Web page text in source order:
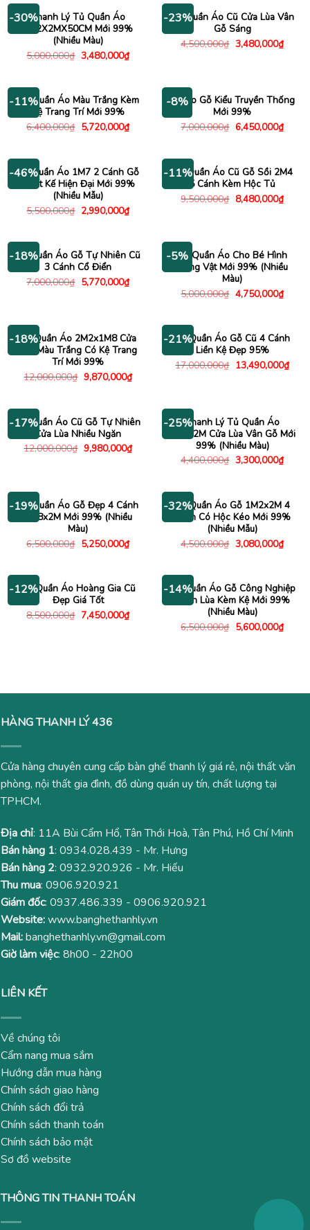
3,180,000₫.
-30%Thanh Lý Tủ Quần Áo
1M2X2MX50CM Mới 99%
(Nhiều Màu)
5,000,000₫ Giá
gốc
3,480,000₫Giá
hiện
3,480,000₫.
-23%
Tủ Quần Áo Cũ Cửa Lùa Vân
Gỗ Sáng
4,500,000₫ Giá
gốc
3,480,000₫Giá
hiện
-11%
Tủ Quần Áo Màu Trắng Kèm
Kệ Trang Trí Mới 99%
6,400,000₫ Giá
gốc
5,720,000₫Giá
hiện
5,720,000₫.
-8%
Tủ Áo Gỗ Kiểu Truyền Thống
Mới 99%
7,000,000₫ Giá
gốc
6,450,000₫Giá
hiện
-46%
Tủ Quần Áo 1M7 2 Cánh Gỗ
Thiết Kế Hiện Đại Mới 99%
(Nhiều Mẫu)
5,500,000₫ Giá
gốc
2,990,000₫Giá
hiện
2,990,000₫.
-11%
Tủ Quần Áo Cũ Gỗ Sồi 2M4
5 Cánh Kèm Hộc Tủ
9,500,000₫ Giá
gốc
8,480,000₫Giá
hiện
-18%
Tủ Quần Áo Gỗ Tự Nhiên Cũ
3 Cánh Cổ Điển
7,000,000₫ Giá
gốc
5,770,000₫Giá
hiện
-5%Tủ Quần Áo Cho Bé Hình
Động Vật Mới 99% (Nhiều
Màu)
5,000,000₫ Giá
gốc
4,750,000₫Giá
hiện
-18%
Tủ Quần Áo 2M2x1M8 Cửa
Lùa Màu Trắng Có Kệ Trang
Trí Mới 99%
12,000,000₫ Giá
gốc
9,870,000₫Giá
hiện
9,870,000₫.
-21%
Tủ Quần Áo Gỗ Cũ 4 Cánh
Liền Kệ Đẹp 95%
17,000,000₫ Giá
gốc
13,490,000₫Giá
hiện
-17%
Tủ Quần Áo Cũ Gỗ Tự Nhiên
Cửa Lùa Nhiều Ngăn
12,000,000₫ Giá
gốc
9,980,000₫Giá
hiện
-25%Thanh Lý Tủ Quần Áo
1M2x2M Cửa Lùa Vân Gỗ Mới
99% (Nhiều Màu)
4,400,000₫ Giá
gốc
3,300,000₫Giá
hiện
-19%
Tủ Quần Áo Gỗ Đẹp 4 Cánh
1M8x2M Mới 99% (Nhiều
Màu)
6,500,000₫ Giá
gốc
5,250,000₫Giá
hiện
5,250,000₫.
-32%
Tủ Quần Áo Gỗ 1M2x2M 4
Cánh Có Hộc Kéo Mới 99%
(Nhiều Mẫu)
4,500,000₫ Giá
gốc
3,080,000₫Giá
hiện
-12%
Tủ Quần Áo Hoàng Gia Cũ
Đẹp Giá Tốt
8,500,000₫ Giá
gốc
7,450,000₫Giá
hiện
-14%
Tủ Quần Áo Gỗ Công Nghiệp
Cánh Lùa Kèm Kệ Mới 99%
(Nhiều Màu)
6,500,000₫ Giá
gốc
5,600,000₫Giá
hiện
HÀNG THANH LÝ 436
Cửa hàng chuyên cung cấp bàn ghế thanh lý giá rẻ, nội thất văn
phòng, nội thất gia đình, đồ dùng quán uy tín, chất lượng tại
TPHCM.
Địa chỉ: 11A Bùi Cẩm Hổ, Tân Thới Hoà, Tân Phú, Hồ Chí Minh
Bán hàng 1: 0934.028.439 - Mr. Hưng
Bán hàng 2: 0932.920.926 - Mr. Hiếu
Thu mua: 0906.920.921
Giám đốc: 0937.486.339 - 0906.920.921
Website:www.banghethanhly.vn
Mail:banghethanhly.vn@gmail.com
Giờ làm việc: 8h00 - 22h00
LIÊN KẾT
Về chúng tôi
Cẩm nang mua sắm
Hướng dẫn mua hàng
Chính sách giao hàng
Chính sách đổi trả
Chính sách thanh toán
Chính sách bảo mật
Sơ đồ website
THÔNG TIN THANH TOÁN